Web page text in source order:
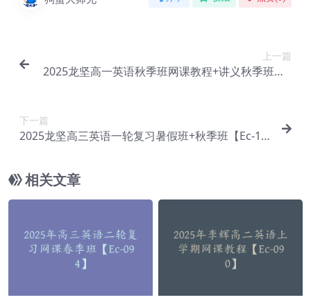
上一篇
2025龙坚高一英语秋季班网课教程+讲义秋季班【E
下一篇
2025龙坚高三英语一轮复习暑假班+秋季班【Ec-10
相关文章